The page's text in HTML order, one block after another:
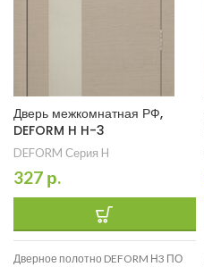
Дверь межкомнатная РФ,
DEFORM H H-3
DEFORM Серия H
327 р.
Дверное полотно DEFORM Н3 ПО